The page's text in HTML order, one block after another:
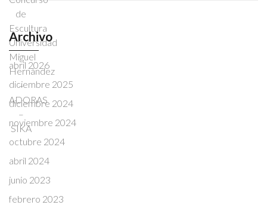
Archivo
abril 2026
diciembre 2025
diciembre 2024
noviembre 2024
octubre 2024
abril 2024
junio 2023
febrero 2023